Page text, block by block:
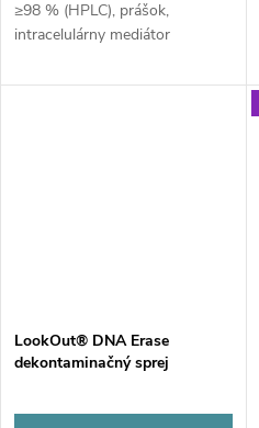
≥98 % (HPLC), prášok,
intracelulárny mediátor
LookOut® DNA Erase
dekontaminačný sprej